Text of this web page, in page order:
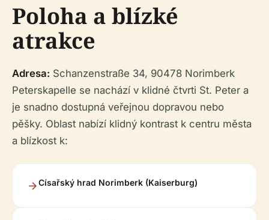
Poloha a blízké
atrakce
Adresa: Schanzenstraße 34, 90478 Norimberk
Peterskapelle se nachází v klidné čtvrti St. Peter a
je snadno dostupná veřejnou dopravou nebo
pěšky. Oblast nabízí klidný kontrast k centru města
a blízkost k:
Císařský hrad Norimberk (Kaiserburg)